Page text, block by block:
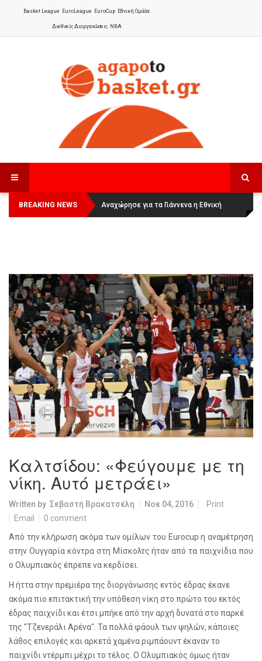
Basket League EuroLeague EuroCup Εθνική Ομάδα
Διεθνείς Διοργανώσεις NBA
BREAKING NEWS
Οι Πάνθηρες Καβάλας στην Women
Basketball League 1
Αναχώρησε για τα Γιάννενα η Εθνική
Γυναικών:
Καλτσίδου: «Φεύγουμε με τη
νίκη. Αυτό μετράει»
Written by Σεβαστή Βρακατσέλη Νοε 04, 2016
Print
Email
0 comment
Από την κλήρωση ακόμα των ομίλων του Eurocup η αναμέτρηση
στην Ουγγαρία κόντρα στη Μίσκολτς ήταν από τα παιχνίδια που
ο Ολυμπιακός έπρεπε να κερδίσει.
Η ήττα στην πρεμιέρα της διοργάνωσης εντός έδρας έκανε
ακόμα πιο επιτακτική την υπόθεση νίκη στο πρώτο του εκτός
έδρας παιχνίδι και έτσι μπήκε από την αρχή δυνατά στο παρκέ
της "Τζενεράλι Αρένα". Τα πολλά φάουλ των ψηλών, κάποιες
λάθος επιλογές και αρκετά χαμένα ριμπάουντ έκαναν το
παιχνίδι ντέρμπι μέχρι το τέλος. Ο Ολυμπιακός όμως ήταν